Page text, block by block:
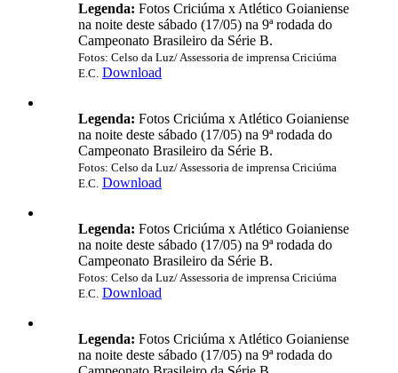
Legenda: Fotos Criciúma x Atlético Goianiense
na noite deste sábado (17/05) na 9ª rodada do
Campeonato Brasileiro da Série B.
Fotos: Celso da Luz/ Assessoria de imprensa Criciúma
E.C. Download
Legenda: Fotos Criciúma x Atlético Goianiense
na noite deste sábado (17/05) na 9ª rodada do
Campeonato Brasileiro da Série B.
Fotos: Celso da Luz/ Assessoria de imprensa Criciúma
E.C. Download
Legenda: Fotos Criciúma x Atlético Goianiense
na noite deste sábado (17/05) na 9ª rodada do
Campeonato Brasileiro da Série B.
Fotos: Celso da Luz/ Assessoria de imprensa Criciúma
E.C. Download
Legenda: Fotos Criciúma x Atlético Goianiense
na noite deste sábado (17/05) na 9ª rodada do